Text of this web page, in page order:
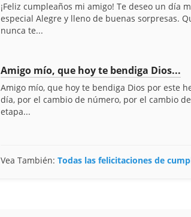
¡Feliz cumpleaños mi amigo! Te deseo un día
especial Alegre y lleno de buenas sorpresas.
nunca te...
Amigo mío, que hoy te bendiga Dios...
Amigo mío, que hoy te bendiga Dios por este
día, por el cambio de número, por el cambio de
etapa...
Vea También: Todas las felicitaciones de